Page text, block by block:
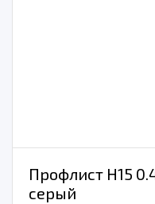
Профлист Н15
серый